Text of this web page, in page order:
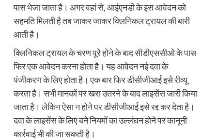
पास भेजा जाता है। अगर वहां से, आईएनडी के इस आवेदन को
सहमति मिलती है तब जाकर जाकर क्लिनिकल ट्रायल की बारी
आती है।
क्लिनिकल ट्रायल के चरण पूरे होने के बाद सीडीएससीओ के पास
फिर एक आवेदन करना होता है। यह आवेदन नई दवा के
पंजीकरण के लिए होता है। एक बार फिर डीसीजीआई इसे रीव्यू
करता है। सभी मानकों पर खरा उतरने के बाद लाइसेंस जारी किया
जाता है। लेकिन ऐसा न होने पर डीसीजीआई इसे रद्द कर देता है।
दवा के लाइसेंस के लिए बने नियमों का उल्लंघन होने पर कानूनी
कार्रवाई भी की जा सकती है।